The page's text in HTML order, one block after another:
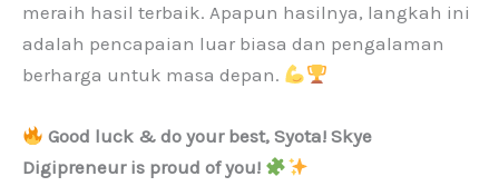
meraih hasil terbaik. Apapun hasilnya, langkah ini
adalah pencapaian luar biasa dan pengalaman
berharga untuk masa depan.
Good luck & do your best, Syota! Skye
Digipreneur is proud of you!